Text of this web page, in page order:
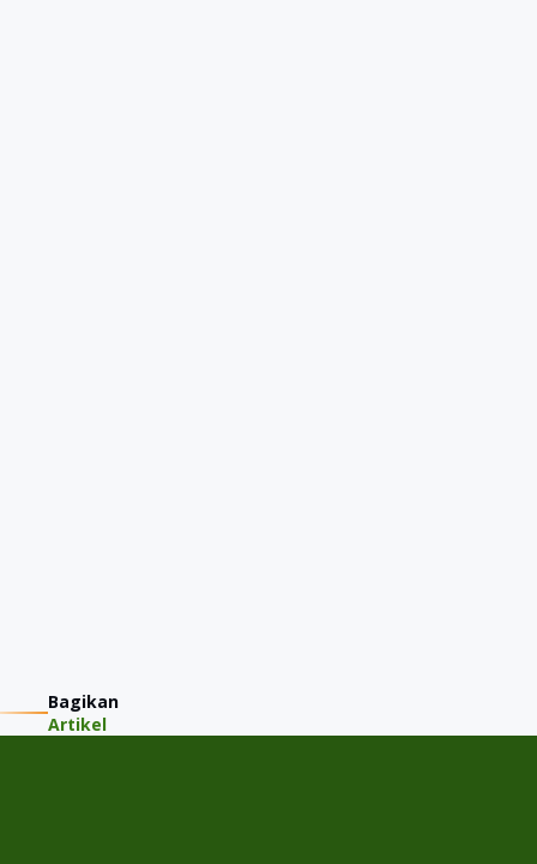
Bagikan
Artikel